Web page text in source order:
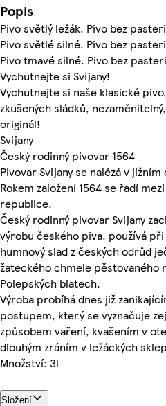
Popis
Pivo světlý ležák. Pivo bez
Pivo světlé silné. Pivo bez
Pivo tmavé silné. Pivo bez
Vychutnejte si Svijany!
Vychutnejte si naše klasické
zkušených sládků,
originál!
Svijany
Český rodinný pivovar 1564
Pivovar Svijany se nalézá v
Rokem založení 1564 se řadí
republice.
Český rodinný pivovar Svijany
výrobu českého piva. používá
humnový slad z českých odrůd
žateckého chmele pěstovaného
Polepských blatech.
Výroba probíhá dnes již
postupem, který se vyznačuje
způsobem vaření, kvašením v
dlouhým zráním v ležáckých
Množství: 3l
Složení